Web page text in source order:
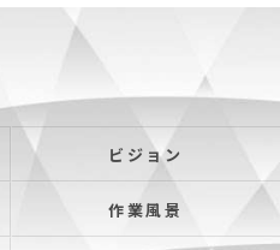
ビジョン
作業風景